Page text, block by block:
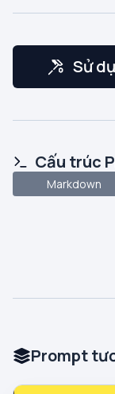
Sử
Cấu trúc
Markdown
Prompt